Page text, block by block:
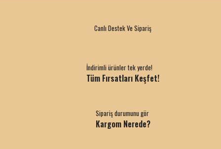
Canlı Destek Ve Sipariş
İndirimli ürünler tek yerde!
Tüm Fırsatları Keşfet!
Sipariş durumunu gör
Kargom Nerede?